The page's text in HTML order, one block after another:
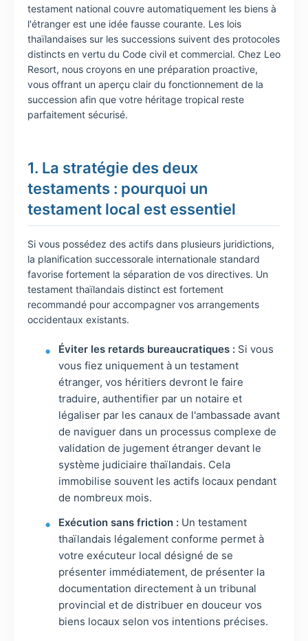
testament national couvre automatiquement les biens à
l'étranger est une idée fausse courante. Les lois
thaïlandaises sur les successions suivent des protocoles
distincts en vertu du Code civil et commercial. Chez Leo
Resort, nous croyons en une préparation proactive,
vous offrant un aperçu clair du fonctionnement de la
succession afin que votre héritage tropical reste
parfaitement sécurisé.
1. La stratégie des deux
testaments : pourquoi un
testament local est essentiel
Si vous possédez des actifs dans plusieurs juridictions,
la planification successorale internationale standard
favorise fortement la séparation de vos directives. Un
testament thaïlandais distinct est fortement
recommandé pour accompagner vos arrangements
occidentaux existants.
Éviter les retards bureaucratiques : Si vous
vous fiez uniquement à un testament
étranger, vos héritiers devront le faire
traduire, authentifier par un notaire et
légaliser par les canaux de l'ambassade avant
de naviguer dans un processus complexe de
validation de jugement étranger devant le
système judiciaire thaïlandais. Cela
immobilise souvent les actifs locaux pendant
de nombreux mois.
Exécution sans friction : Un testament
thaïlandais légalement conforme permet à
votre exécuteur local désigné de se
présenter immédiatement, de présenter la
documentation directement à un tribunal
provincial et de distribuer en douceur vos
biens locaux selon vos intentions précises.